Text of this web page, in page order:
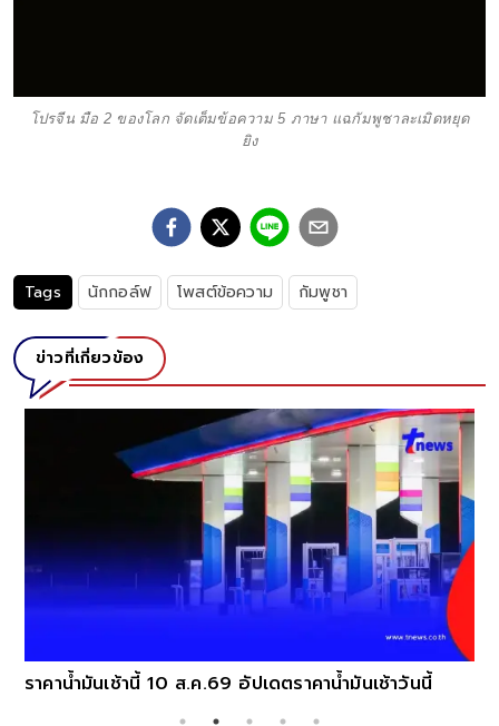
โปรจีน มือ 2 ของโลก จัดเต็มข้อความ 5 ภาษา แฉกัมพูชาละเมิดหยุด
ยิง
Tags นักกอล์ฟ โพสต์ข้อความ กัมพูชา
ข่าวที่เกี่ยวข้อง
ราคาน้ำมันเช้านี้ 10 ส.ค.69 อัปเดตราคาน้ำมันเช้าวันนี้